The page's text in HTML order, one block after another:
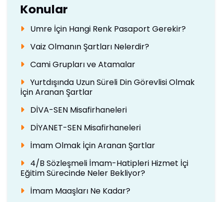
Konular
Umre İçin Hangi Renk Pasaport Gerekir?
Vaiz Olmanın Şartları Nelerdir?
Cami Grupları ve Atamalar
Yurtdışında Uzun Süreli Din Görevlisi Olmak
İçin Aranan Şartlar
DİVA-SEN Misafirhaneleri
DİYANET-SEN Misafirhaneleri
İmam Olmak İçin Aranan Şartlar
4/B Sözleşmeli İmam-Hatipleri Hizmet İçi
Eğitim Sürecinde Neler Bekliyor?
İmam Maaşları Ne Kadar?